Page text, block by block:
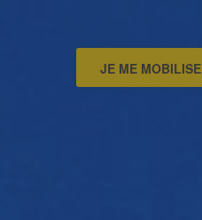
JE ME MOBILISE